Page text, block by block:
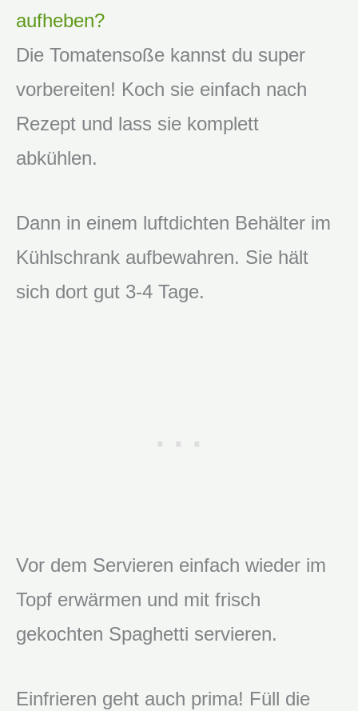
aufheben?
Die Tomatensoße kannst du super
vorbereiten! Koch sie einfach nach
Rezept und lass sie komplett
abkühlen.
Dann in einem luftdichten Behälter im
Kühlschrank aufbewahren. Sie hält
sich dort gut 3-4 Tage.
Vor dem Servieren einfach wieder im
Topf erwärmen und mit frisch
gekochten Spaghetti servieren.
Einfrieren geht auch prima! Füll die